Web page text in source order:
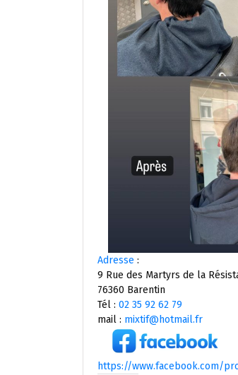
Adresse :
9 Rue des Martyrs de la
76360 Barentin
Tél : 02 35 92 62 79
mail : mixtif@hotmail.fr
https://www.facebook.com/